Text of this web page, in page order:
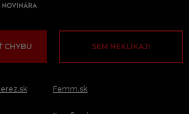
CHYBU SEM NEKLIKAJ!
Femm.sk